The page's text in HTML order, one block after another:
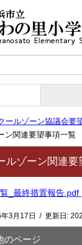
ールゾーン協議会要
関連要望事項一覧
ゾーン関連要
_最終措置報告
3月17日 / 更新日:
のページ